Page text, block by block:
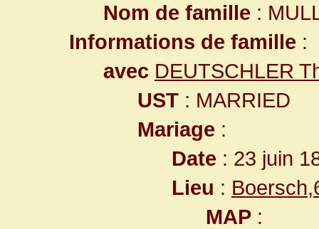
Nom de famille :
Informations de famille :
avec DEUTSCHLER
UST : MARRIED
Mariage :
Date : 23 juin
Lieu :
MAP :